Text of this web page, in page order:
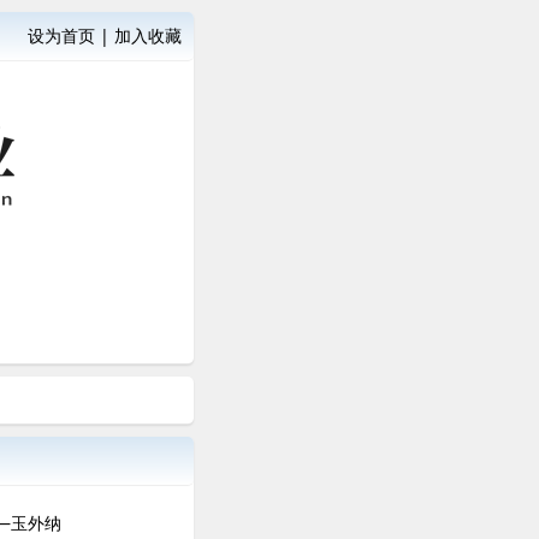
设为首页 | 加入收藏
玉外纳